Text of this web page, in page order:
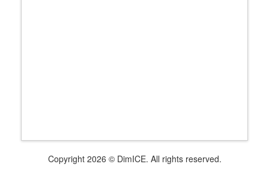
Copyright 2026 © DimICE. All rights reserved.